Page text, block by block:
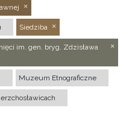
Siedziba
im. gen. bryg. Zdzisława
Muzeum Etnograficzne